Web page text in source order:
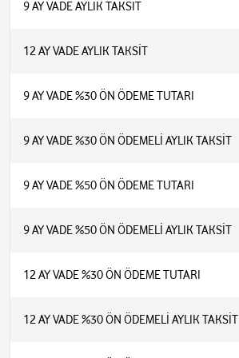
9 AY VADE AYLIK TAKSİT
12 AY VADE AYLIK TAKSİT
9 AY VADE %30 ÖN ÖDEME TUTARI
9 AY VADE %30 ÖN ÖDEMELİ AYLIK TAKSİT
9 AY VADE %50 ÖN ÖDEME TUTARI
9 AY VADE %50 ÖN ÖDEMELİ AYLIK TAKSİT
12 AY VADE %30 ÖN ÖDEME TUTARI
12 AY VADE %30 ÖN ÖDEMELİ AYLIK TAKSİT